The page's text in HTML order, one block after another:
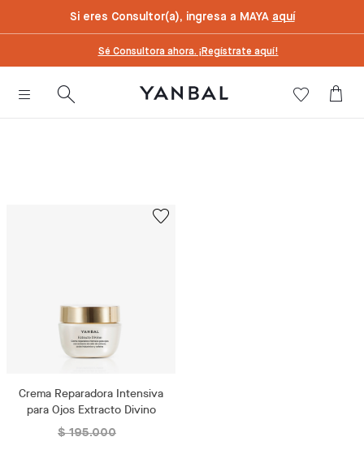
Si eres Consultor(a), ingresa a MAYA aquí
Sé Consultora ahora. ¡Regístrate aquí!
Crema Reparadora Intensiva
para Ojos Extracto Divino
$ 195.000